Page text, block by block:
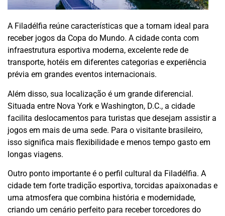
A Filadélfia reúne características que a tornam ideal para
receber jogos da Copa do Mundo. A cidade conta com
infraestrutura esportiva moderna, excelente rede de
transporte, hotéis em diferentes categorias e experiência
prévia em grandes eventos internacionais.
Além disso, sua localização é um grande diferencial.
Situada entre Nova York e Washington, D.C., a cidade
facilita deslocamentos para turistas que desejam assistir a
jogos em mais de uma sede. Para o visitante brasileiro,
isso significa mais flexibilidade e menos tempo gasto em
longas viagens.
Outro ponto importante é o perfil cultural da Filadélfia. A
cidade tem forte tradição esportiva, torcidas apaixonadas e
uma atmosfera que combina história e modernidade,
criando um cenário perfeito para receber torcedores do